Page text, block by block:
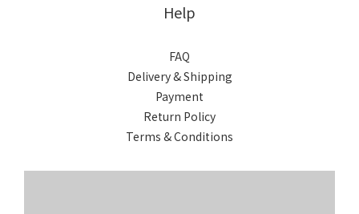
Help
FAQ
Delivery & Shipping
Payment
Return Policy
Terms & Conditions